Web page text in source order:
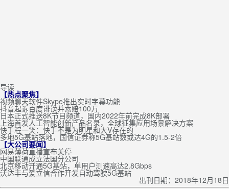
导读
【热点聚焦】
视频聊天软件Skype推出实时字幕功能
抖音起诉百度诽谤并索赔100万
日本正式推送8K节目频道，国内2022年前完成8K部署
上海首发人工智能创新产品名录，全球征集应用场景解决方案
快手程一笑：快手不是为明星和大V存在的
多地5G基站落地，国信证券称5G基站数或达4G的1.5-2倍
【大公司要闻】
网易薄荷直播宣布关停
中国联通成立法国分公司
北京移动开通5G基站，单用户测速高达2.8Gbps
沃达丰与爱立信合作开发自动驾驶5G基站
出刊日期：2018年12月18日